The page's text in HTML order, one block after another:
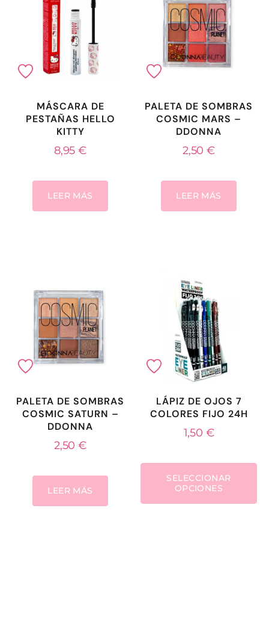
MÁSCARA DE
PESTAÑAS HELLO
KITTY
8,95€
LEER MÁS
PALETA DE SOMBRAS
COSMIC MARS –
DDONNA
2,50€
LEER MÁS
PALETA DE SOMBRAS
COSMIC SATURN –
DDONNA
2,50€
LEER MÁS
LÁPIZ DE OJOS 7
COLORES FIJO 24H
1,50 €
SELECCIONAR
OPCIONES